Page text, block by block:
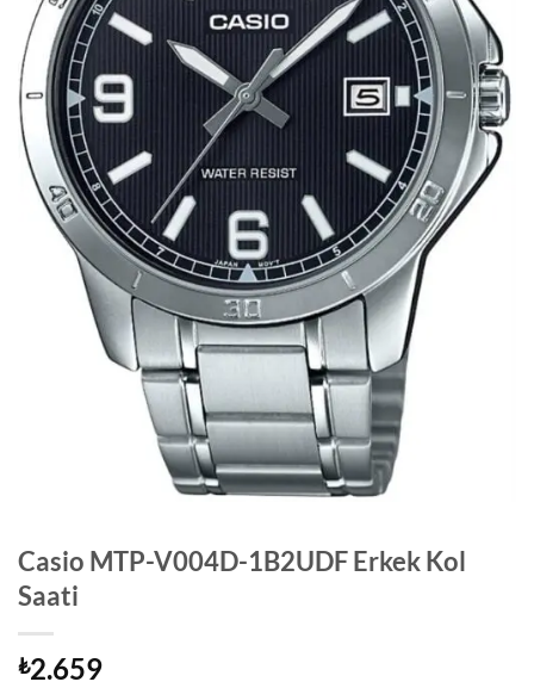
Casio MTP-V004D-1B2UDF Erkek Kol
Saati
₺2.659